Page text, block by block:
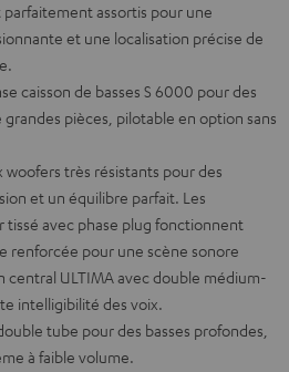
assortis pour une
et une localisation précise de
caisson de basses S 6000 pour des
grandes pièces, pilotable en option sans
woofers très résistants pour des
et un équilibre parfait. Les
tissé avec phase plug fonctionnent
renforcée pour une scène sonore
central ULTIMA avec double médium-
intelligibilité des voix.
tube pour des basses profondes,
à faible volume.